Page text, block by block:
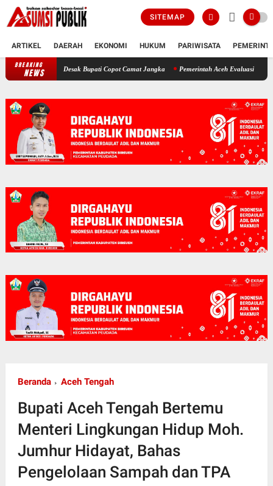
SITEMAP
ARTIKEL DAERAH EKONOMI HUKUM PARIWISATA
BREAKING
NEWS Polemik SKT Korban Bencana di Bireuen: Pimpinan DPRK Desak Bupati
Beranda Aceh Tengah
Bupati Aceh Tengah Bertemu
Menteri Lingkungan Hidup Moh.
Jumhur Hidayat, Bahas
Pengelolaan Sampah dan TPA